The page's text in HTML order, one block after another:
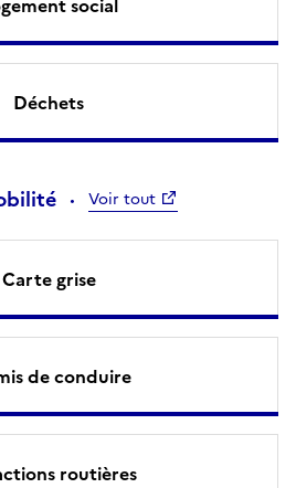
Déchets
Voir tout
Carte grise
de conduire
routières